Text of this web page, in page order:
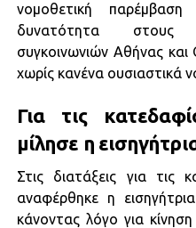
νομοθετική
δυνατότητα στους
συγκοινωνιών Αθήνας
χωρίς κανένα ουσιαστικά
Για τις
μίλησε η
Στις διατάξεις για τις
αναφέρθηκε η
κάνοντας λόγο για